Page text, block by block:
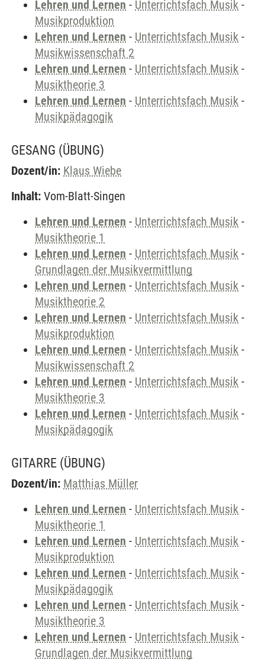
Lehren und Lernen - Unterrichtsfach Musik -
Musikproduktion
Lehren und Lernen - Unterrichtsfach Musik -
Musikwissenschaft 2
Lehren und Lernen - Unterrichtsfach Musik -
Musiktheorie 3
Lehren und Lernen - Unterrichtsfach Musik -
Musikpädagogik
GESANG (ÜBUNG)
Dozent/in: Klaus Wiebe
Inhalt: Vom-Blatt-Singen
Lehren und Lernen - Unterrichtsfach Musik -
Musiktheorie 1
Lehren und Lernen - Unterrichtsfach Musik -
Grundlagen der Musikvermittlung
Lehren und Lernen - Unterrichtsfach Musik -
Musiktheorie 2
Lehren und Lernen - Unterrichtsfach Musik -
Musikproduktion
Lehren und Lernen - Unterrichtsfach Musik -
Musikwissenschaft 2
Lehren und Lernen - Unterrichtsfach Musik -
Musiktheorie 3
Lehren und Lernen - Unterrichtsfach Musik -
Musikpädagogik
GITARRE (ÜBUNG)
Dozent/in: Matthias Müller
Lehren und Lernen - Unterrichtsfach Musik -
Musiktheorie 1
Lehren und Lernen - Unterrichtsfach Musik -
Musikproduktion
Lehren und Lernen - Unterrichtsfach Musik -
Musikpädagogik
Lehren und Lernen - Unterrichtsfach Musik -
Musiktheorie 3
Lehren und Lernen - Unterrichtsfach Musik -
Grundlagen der Musikvermittlung